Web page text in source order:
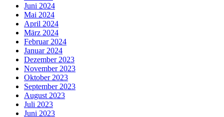
Juni 2024
Mai 2024
April 2024
März 2024
Februar 2024
Januar 2024
Dezember 2023
November 2023
Oktober 2023
September 2023
August 2023
Juli 2023
Juni 2023